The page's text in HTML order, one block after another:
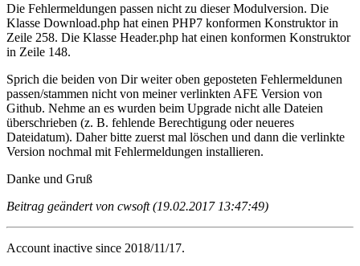
Die Fehlermeldungen passen nicht zu dieser Modulversion. Die
Klasse Download.php hat einen PHP7 konformen Konstruktor in
Zeile 258. Die Klasse Header.php hat einen konformen Konstruktor
in Zeile 148.
Sprich die beiden von Dir weiter oben geposteten Fehlermeldunen
passen/stammen nicht von meiner verlinkten AFE Version von
Github. Nehme an es wurden beim Upgrade nicht alle Dateien
überschrieben (z. B. fehlende Berechtigung oder neueres
Dateidatum). Daher bitte zuerst mal löschen und dann die verlinkte
Version nochmal mit Fehlermeldungen installieren.
Danke und Gruß
Beitrag geändert von cwsoft (19.02.2017 13:47:49)
Account inactive since 2018/11/17.